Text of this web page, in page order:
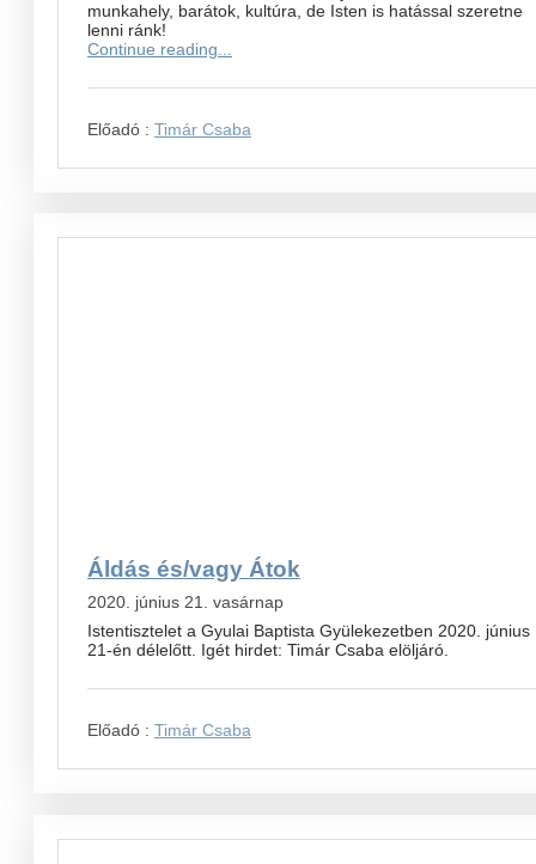
munkahely, barátok, kultúra, de Isten is hatással szeretne
lenni ránk!
Continue reading...
Előadó : Timár Csaba
Áldás és/vagy Átok
2020. június 21. vasárnap
Istentisztelet a Gyulai Baptista Gyülekezetben 2020. június
21-én délelőtt. Igét hirdet: Timár Csaba elöljáró.
Előadó : Timár Csaba